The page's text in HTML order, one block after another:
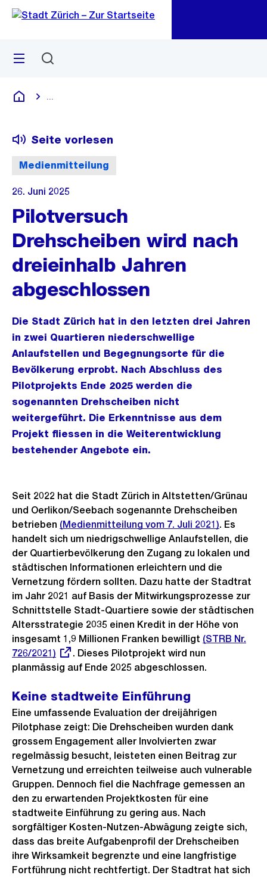
Navigation
Sprunglink
Menü
Deutsch
Medienmitteilung
Seite vorlesen
26. Juni 2025
Pilotversuch
Drehscheiben wird nach
dreieinhalb Jahren
abgeschlossen
Die Stadt Zürich hat in den letzten drei Jahren
in zwei Quartieren niederschwellige
Anlaufstellen und Begegnungsorte für die
Bevölkerung erprobt. Nach Abschluss des
Pilotprojekts Ende 2025 werden die
sogenannten Drehscheiben nicht
weitergeführt. Die Erkenntnisse aus dem
Projekt fliessen in die Weiterentwicklung
bestehender Angebote ein.
Seit 2022 hat die Stadt Zürich in Altstetten/Grünau
und Oerlikon/Seebach sogenannte Drehscheiben
betrieben (Medienmitteilung vom 7. Juli 2021). Es
handelt sich um niedrigschwellige Anlaufstellen, die
der Quartierbevölkerung den Zugang zu lokalen und
städtischen Informationen erleichtern und die
Vernetzung fördern sollten. Dazu hatte der Stadtrat
im Jahr 2021 auf Basis der Mitwirkungsprozesse zur
Schnittstelle Stadt-Quartiere sowie der städtischen
Altersstrategie 2035 einen Kredit in der Höhe von
insgesamt 1,9 Millionen Franken bewilligt Externer
Link:
(STRB Nr.
726/2021)
. Dieses Pilotprojekt wird nun
planmässig auf Ende 2025 abgeschlossen.
Keine stadtweite Einführung
Eine umfassende Evaluation der dreijährigen
Pilotphase zeigt: Die Drehscheiben wurden dank
grossem Engagement aller Involvierten zwar
regelmässig besucht, leisteten einen Beitrag zur
Vernetzung und erreichten teilweise auch vulnerable
Gruppen. Dennoch fiel die Nachfrage gemessen an
den zu erwartenden Projektkosten für eine
stadtweite Einführung zu gering aus. Nach
sorgfältiger Kosten-Nutzen-Abwägung zeigte sich,
dass das breite Aufgabenprofil der Drehscheiben
ihre Wirksamkeit begrenzte und eine langfristige
Fortführung nicht rechtfertigt. Der Stadtrat hat sich